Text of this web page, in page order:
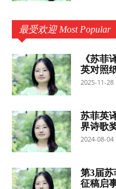
最受欢迎 Most Popular
《苏菲
英对照
2025-11-28
苏菲英
界诗歌
2024-08-04
第3届
征稿启